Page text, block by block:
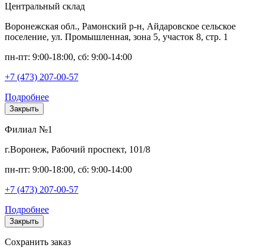
Центральный склад
Воронежская обл., Рамонский р-н, Айдаровское сельское
поселение, ул. Промышленная, зона 5, участок 8, стр. 1
пн-пт: 9:00-18:00, сб: 9:00-14:00
+7 (473) 207-00-57
Подробнее
Закрыть
Филиал №1
г.Воронеж, Рабочий проспект, 101/8
пн-пт: 9:00-18:00, сб: 9:00-14:00
+7 (473) 207-00-57
Подробнее
Закрыть
Сохранить заказ